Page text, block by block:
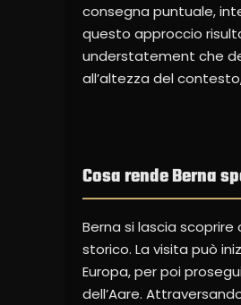
consegna puntuale,
questo approccio
understatement che
all’altezza del
Cosa rende Berna
Berna si lascia
storico. La visita può
Europa, per poi
dell’Aare.